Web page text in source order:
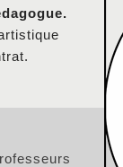
.